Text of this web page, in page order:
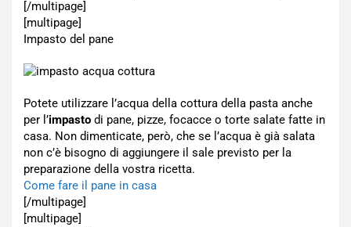
[/multipage]
[multipage]
Impasto del pane
Potete utilizzare l’acqua della cottura della pasta anche
per l’impasto di pane, pizze, focacce o torte salate fatte in
casa. Non dimenticate, però, che se l’acqua è già salata
non c’è bisogno di aggiungere il sale previsto per la
preparazione della vostra ricetta.
Come fare il pane in casa
[/multipage]
[multipage]